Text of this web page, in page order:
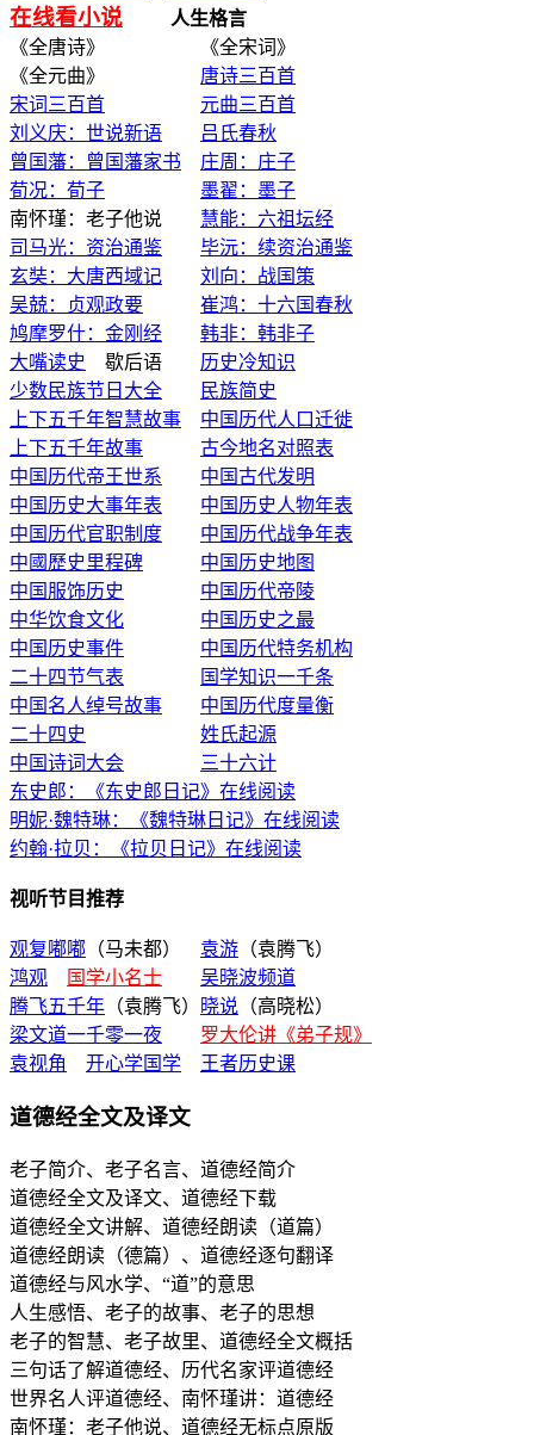
在线看小说
人生格言
《全唐诗》 《全宋词》
《全元曲》 唐诗三百首
宋词三百首
元曲三百首
刘义庆：世说新语
吕氏春秋
曾国藩：曾国藩家书
庄周：庄子
荀况：荀子
墨翟：墨子
南怀瑾：老子他说 慧能：六祖坛经
司马光：资治通鉴
毕沅：续资治通鉴
玄奘：大唐西域记
刘向：战国策
吴兢：贞观政要
崔鸿：十六国春秋
鸠摩罗什：金刚经
韩非：韩非子
大嘴读史 歇后语 历史冷知识
少数民族节日大全
民族简史
上下五千年智慧故事
中国历代人口迁徙
上下五千年故事
古今地名对照表
中国历代帝王世系
中国古代发明
中国历史大事年表
中国历史人物年表
中国历代官职制度
中国历代战争年表
中國歷史里程碑
中国历史地图
中国服饰历史
中国历代帝陵
中华饮食文化
中国历史之最
中国历史事件
中国历代特务机构
二十四节气表
国学知识一千条
中国名人绰号故事
中国历代度量衡
二十四史
姓氏起源
中国诗词大会
三十六计
东史郎：《东史郎日记》在线阅读
明妮·魏特琳：《魏特琳日记》在线阅读
约翰·拉贝：《拉贝日记》在线阅读
视听节目推荐
观复嘟嘟 （马未都） 袁游 （袁腾飞）
鸿观
国学小名士
吴晓波频道
腾飞五千年 （袁腾飞） 晓说 （高晓松）
梁文道一千零一夜
罗大伦讲《弟子规》
袁视角
开心学国学 王者历史课
道德经全文及译文
老子简介、老子名言、道德经简介
道德经全文及译文、道德经下载
道德经全文讲解、道德经朗读（道篇）
道德经朗读（德篇）、道德经逐句翻译
道德经与风水学、“道”的意思
人生感悟、老子的故事、老子的思想
老子的智慧、老子故里、道德经全文概括
三句话了解道德经、历代名家评道德经
世界名人评道德经、南怀瑾讲：道德经
南怀瑾：老子他说、道德经无标点原版